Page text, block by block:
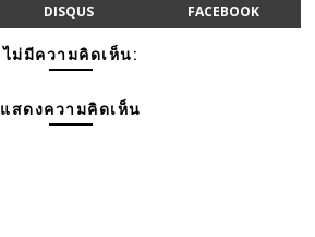
DISQUS FACEBOOK
ไม่มีความคิดเห็น:
แสดงความคิดเห็น